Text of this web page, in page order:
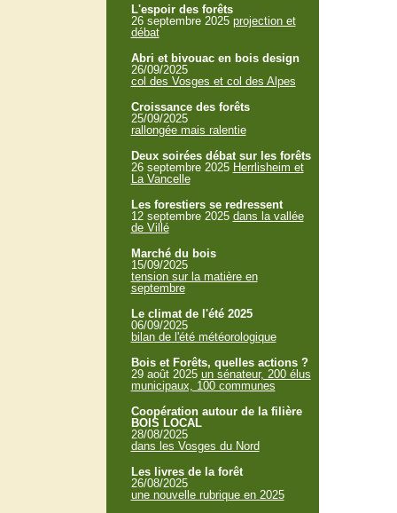
L'espoir des forêts
26 septembre 2025 projection et
débat
Abri et bivouac en bois design
26/09/2025
col des Vosges et col des Alpes
Croissance des forêts
25/09/2025
rallongée mais ralentie
Deux soirées débat sur les forêts
26 septembre 2025 Herrlisheim et
La Vancelle
Les forestiers se redressent
12 septembre 2025 dans la vallée
de Villé
Marché du bois
15/09/2025
tension sur la matière en
septembre
Le climat de l'été 2025
06/09/2025
bilan de l'été météorologique
Bois et Forêts, quelles actions ?
29 août 2025 un sénateur, 200 élus
municipaux, 100 communes
Coopération autour de la filière
BOIS LOCAL
28/08/2025
dans les Vosges du Nord
Les livres de la forêt
26/08/2025
une nouvelle rubrique en 2025